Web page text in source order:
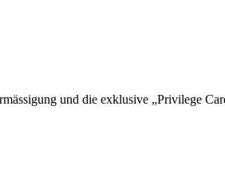
und die exklusive „Privilege